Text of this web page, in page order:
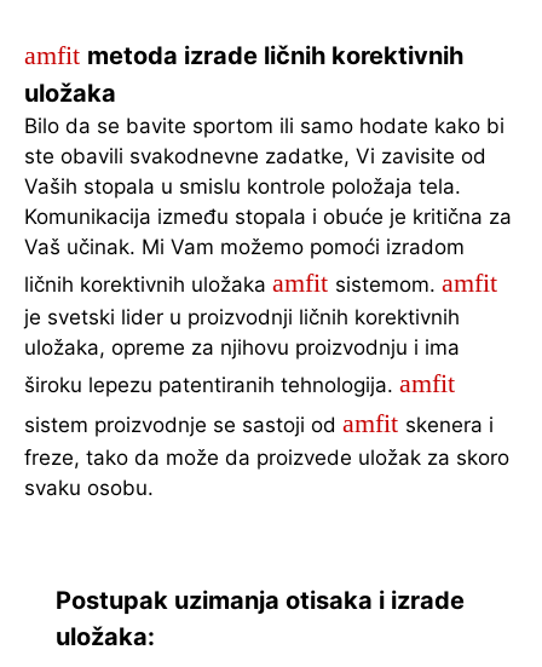
amfit metoda izrade ličnih korektivnih
uložaka
Bilo da se bavite sportom ili samo hodate kako bi
ste obavili svakodnevne zadatke, Vi zavisite od
Vaših stopala u smislu kontrole položaja tela.
Komunikacija između stopala i obuće je kritična za
Vaš učinak. Mi Vam možemo pomoći izradom
ličnih korektivnih uložaka amfit sistemom. amfit
je svetski lider u proizvodnji ličnih korektivnih
uložaka, opreme za njihovu proizvodnju i ima
široku lepezu patentiranih tehnologija. amfit
sistem proizvodnje se sastoji od amfit skenera i
freze, tako da može da proizvede uložak za skoro
svaku osobu.
Postupak uzimanja otisaka i izrade
uložaka: